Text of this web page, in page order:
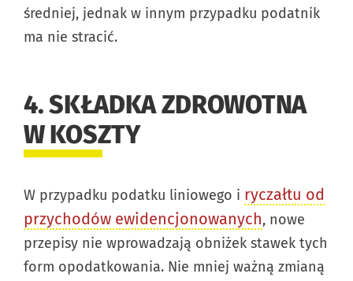
średniej, jednak w innym przypadku podatnik
ma nie stracić.
4. SKŁADKA ZDROWOTNA
W KOSZTY
W przypadku podatku liniowego i ryczałtu od
przychodów ewidencjonowanych, nowe
przepisy nie wprowadzają obniżek stawek tych
form opodatkowania. Nie mniej ważną zmianą